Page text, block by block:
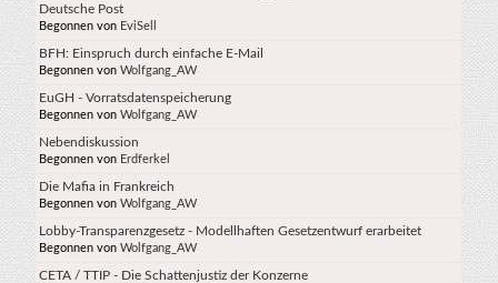
Deutsche Post
Begonnen von EviSell
BFH: Ein­spruch durch ein­fache E-Mail
Begonnen vonWolfgang_AW
EuGH - Vorratsdatenspeicherung
Begonnen vonWolfgang_AW
Nebendiskussion
Begonnen von Erdferkel
Die Mafia in Frankreich
Begonnen vonWolfgang_AW
Lobby-Transparenzgesetz - Modellhaften Gesetzentwurf erarbeitet
Begonnen vonWolfgang_AW
CETA / TTIP - Die Schattenjustiz der Konzerne